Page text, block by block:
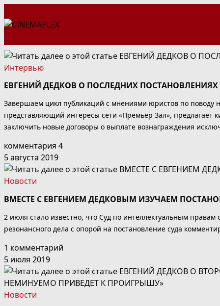
к
Интервью
ЕВГЕНИЙ ДЕДКОВ О ПОСЛЕДНИХ
Завершаем цикл публикаций с мнениями юристов по
представляющий интересы сети «Премьер Зал», предлагает
заключить новые договоры о выплате вознаграждения
комментария 4
5 августа 2019
Новости
ВМЕСТЕ С ЕВГЕНИЕМ ДЕДКОВЫМ ИЗУЧАЕМ
2 июля стало известно, что Суд по интеллектуальным
резонансного дела с опорой на постановление суда
1 комментарий
5 июля 2019
Новости